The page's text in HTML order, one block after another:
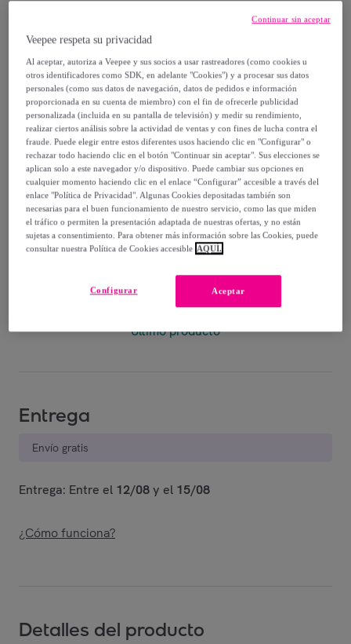
Maquina manual de pasta para hacer
lasaña, spaghetti y fettuccine.
Modelo: Maquina manual de pasta para
hacer lasaña, spaghetti y fettuccine.
42,99 €
79, 99 €
-46%
Posible recogida de tu antiguo producto
EMPRENDIMIENTOS URBANOS
Último producto
Entrega
Envío gratis
Entrega: Entre el 12/08y el 15/08
¿Cómo funciona?
Detalles del producto
Veepee respeta su privacidad
Al aceptar, autoriza a Veepee y sus socios a usar rastreadores (como cookies u
otros identificadores como SDK, en adelante "Cookies") y a procesar sus datos
personales (como sus datos de navegación, datos de pedidos e información
proporcionada en su cuenta de miembro) con el fin de ofrecerle publicidad
personalizada (incluida en su pantalla de televisión) y medir su rendimiento,
realizar ciertos análisis sobre la actividad de ventas y con fines de lucha contra el
fraude. Puede elegir entre estos diferentes usos haciendo clic en "Configurar" o
rechazar todo haciendo clic en el botón "Continuar sin aceptar". Sus elecciones se
aplican solo a este navegador y/o dispositivo. Puede cambiar sus opciones en
cualquier momento haciendo clic en el enlace “Configurar” accesible a través del
enlace "Política de Privacidad". Algunas Cookies depositadas también son
necesarias para el buen funcionamiento de nuestro servicio, como las que miden
el tráfico o permiten la presentación adaptada de nuestras ofertas, y no están
sujetas a consentimiento. Para obtener más información sobre las Cookies, puede
consultar nuestra Política de Cookies accesible AQUÍ.
Aceptar
Configurar
Continuar sin aceptar